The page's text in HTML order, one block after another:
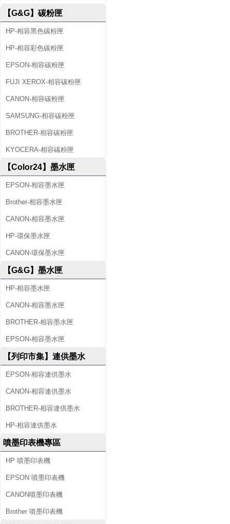
【G&G】碳粉匣
HP-相容黑色碳粉匣
HP-相容彩色碳粉匣
EPSON-相容碳粉匣
FUJI XEROX-相容碳粉匣
CANON-相容碳粉匣
SAMSUNG-相容碳粉匣
BROTHER-相容碳粉匣
KYOCERA-相容碳粉匣
【Color24】墨水匣
EPSON-相容墨水匣
Brother-相容墨水匣
CANON-相容墨水匣
HP-環保墨水匣
CANON-環保墨水匣
【G&G】墨水匣
HP-相容墨水匣
CANON-相容墨水匣
BROTHER-相容墨水匣
EPSON-相容墨水匣
【列印市集】連供墨水
EPSON-相容連供墨水
CANON-相容連供墨水
BROTHER-相容連供墨水
HP-相容連供墨水
噴墨印表機專區
HP 噴墨印表機
EPSON 噴墨印表機
CANON噴墨印表機
Brother 噴墨印表機